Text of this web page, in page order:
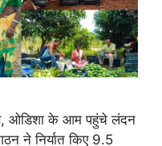
ओडिशा के आम पहुंचे लंदन
ने निर्यात किए 9.5